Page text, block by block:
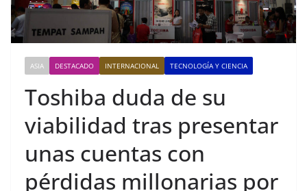
ASIA DESTACADO INTERNACIONAL TECNOLOGÍA Y CIENCIA
Toshiba duda de su
viabilidad tras presentar
unas cuentas con
pérdidas millonarias por